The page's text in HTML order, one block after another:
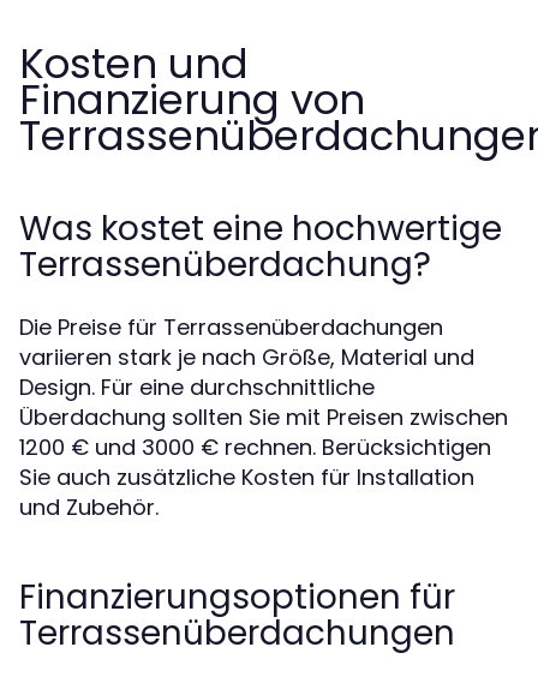
Kosten und
Finanzierung von
Was kostet eine hochwertige
Terrassenüberdachung?
Die Preise für Terrassenüberdachungen
variieren stark je nach Größe, Material und
Design. Für eine durchschnittliche
Überdachung sollten Sie mit Preisen zwischen
1200 € und 3000 € rechnen. Berücksichtigen
Sie auch zusätzliche Kosten für Installation
und Zubehör.
Finanzierungsoptionen für
Terrassenüberdachungen